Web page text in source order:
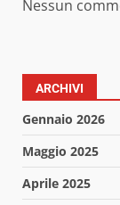
Nessun
ARCHIVI
Gennaio 2026
Maggio 2025
Aprile 2025